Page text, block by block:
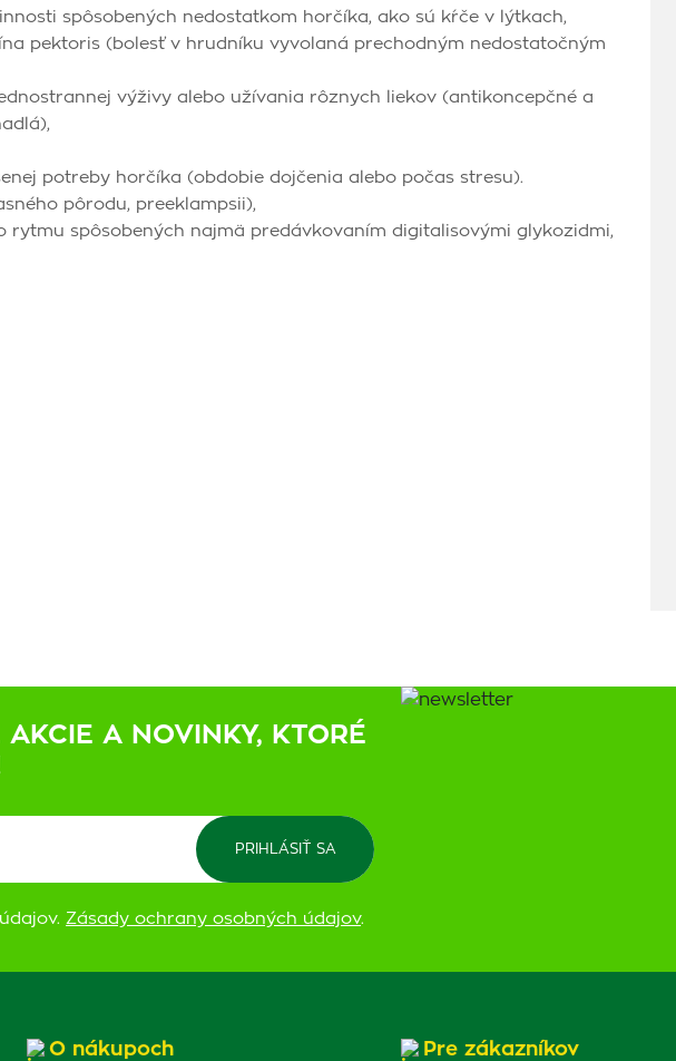
spôsobených nedostatkom horčíka, ako sú kŕče v lýtkach,
pektoris (bolesť v hrudníku vyvolaná prechodným nedostatočným
výživy alebo užívania rôznych liekov (antikoncepčné a
potreby horčíka (obdobie dojčenia alebo počas stresu).
pôrodu, preeklampsii),
spôsobených najmä predávkovaním digitalisovými glykozidmi,
A NOVINKY, KTORÉ
Zásady ochrany osobných údajov.
O nákupoch Pre zákazníkov